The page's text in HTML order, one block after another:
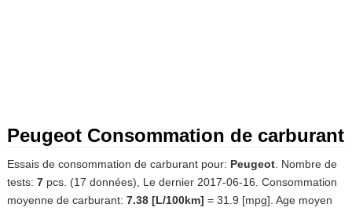
Peugeot Consommation de carburant
Essais de consommation de carburant pour: Peugeot. Nombre de
tests: 7pcs. (17 données), Le dernier 2017-06-16. Consommation
moyenne de carburant: 7.38 [L/100km] = 31.9 [mpg]. Age moyen